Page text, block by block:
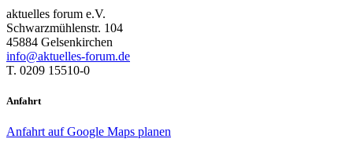
aktuelles forum e.V.
Schwarzmühlenstr. 104
45884 Gelsenkirchen
info@aktuelles-forum.de
T. 0209 15510-0
Anfahrt
Anfahrt auf Google Maps planen